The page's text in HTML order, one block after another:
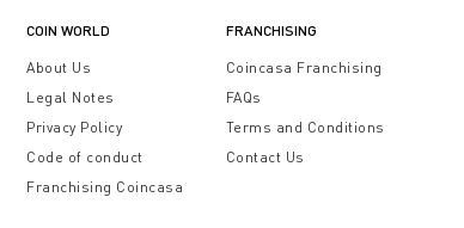
stupire gli ospiti con il loro design
COIN WORLD
About Us
Legal Notes
Privacy Policy
Code of conduct
Franchising Coincasa
FRANCHISING
Coincasa Franchising
FAQs
Terms and Conditions
Contact Us